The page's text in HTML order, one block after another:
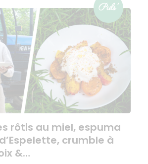
rôtis au miel, espuma
crumble à
&…